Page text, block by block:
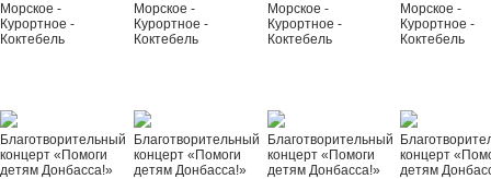
Морское -
Курортное -
Коктебель
Морское -
Курортное -
Коктебель
Морское -
Курортное -
Коктебель
Морское -
Курортное -
Коктебель
Благотворительный
концерт «Помоги
детям Донбасса!»
Благотворительный
концерт «Помоги
детям Донбасса!»
Благотворительный
концерт «Помоги
детям Донбасса!»
концерт
детям